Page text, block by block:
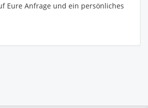
Eure Anfrage und ein persönliches